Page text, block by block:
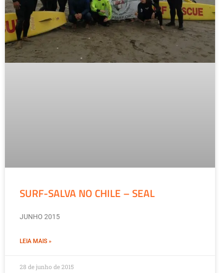
SURF-SALVA NO CHILE – SEAL
JUNHO 2015
LEIA MAIS »
28 de junho de 2015